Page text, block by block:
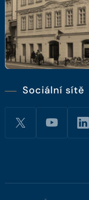
Sociální sítě